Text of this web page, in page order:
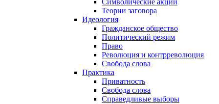
Символические акции
Теории заговора
Идеология
Гражданское общество
Политический режим
Право
Революция и контрреволюция
Свобода слова
Практика
Приватность
Свобода слова
Справедливые выборы